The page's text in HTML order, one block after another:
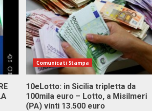
Comunicati Stampa
10eLotto: in Sicilia tripletta da
100mila euro – Lotto, a Misilmeri
(PA) vinti 13.500 euro